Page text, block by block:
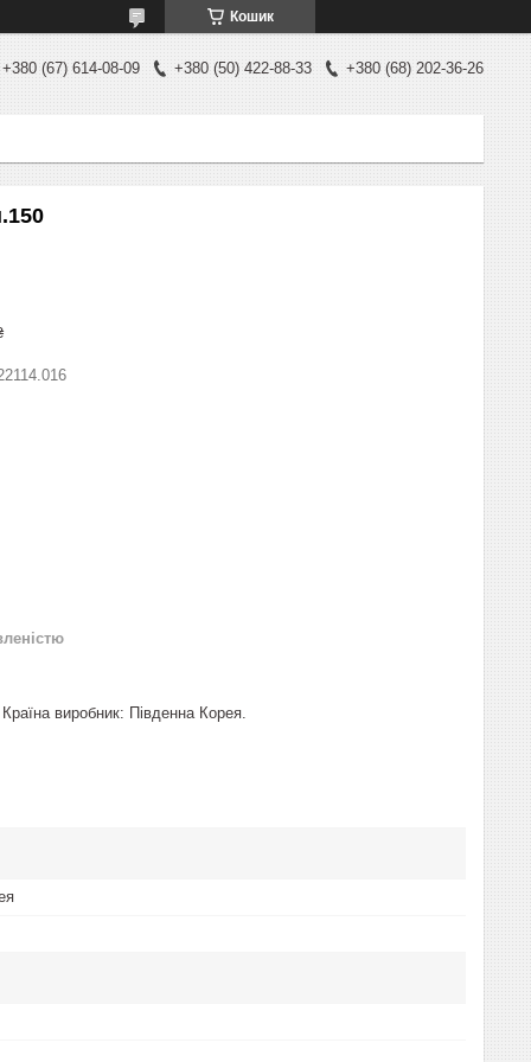
Кошик
+380 (67) 614-08-09 +380 (50) 422-88-33 +380 (68) 202-36-26
виробник: Південна Корея.